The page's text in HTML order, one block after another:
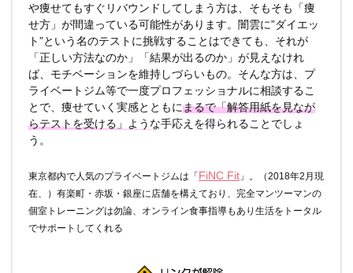
や痩せてもすぐリバウンドしてしまう方は、そもそも「痩
せ方」が間違っている可能性があります。闇雲に”ダイエッ
ト”という名のテストに挑戦することはできても、それが
「正しい方法なのか」「結果が出るのか」が見えなけれ
ば、モチベーションを維持しづらいもの。そんな方は、プ
ライベートジム等で一度プロフェッショナルに相談するこ
とで、痩せていく実感とともにまるで「解答用紙を見なが
らテストを受ける」ような手応え を得られることでしょ
う。
東京都内で人気のプライベートジムは「FiNC Fit 」。（2018年2月現
在、）有楽町・赤坂・銀座に店舗を構えており、完全マンツーマンの
個室トレーニングは勿論、オンライン食事指導もあり生活をトータル
でサポートしてくれる